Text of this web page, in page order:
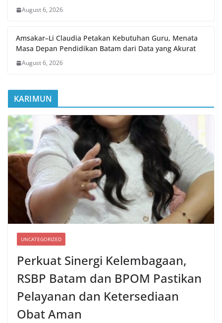
August 6, 2026
Amsakar–Li Claudia Petakan Kebutuhan Guru, Menata
Masa Depan Pendidikan Batam dari Data yang Akurat
August 6, 2026
KARIMUN
UNCATEGORIZED
Perkuat Sinergi Kelembagaan,
RSBP Batam dan BPOM Pastikan
Pelayanan dan Ketersediaan
Obat Aman